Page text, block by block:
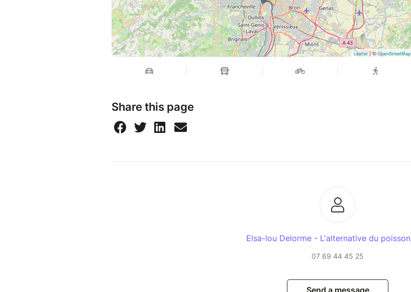
Leaflet| ©OpenStreetMap
Share this page
Elsa-lou Delorme - L'alternative du poisson
07 69 44 45 25